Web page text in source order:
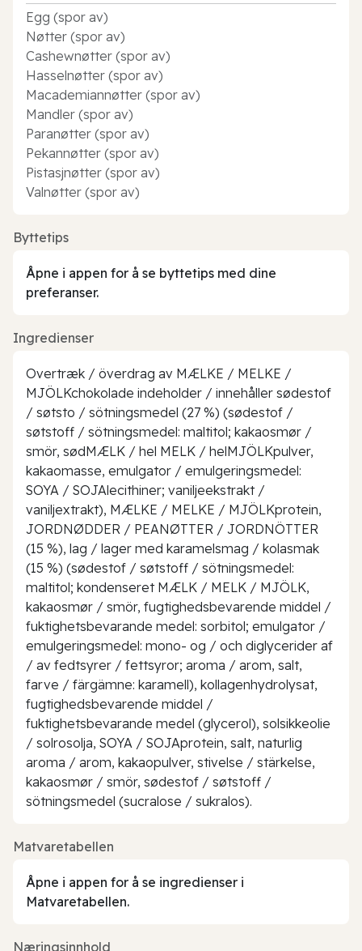
Egg (spor av)
Nøtter (spor av)
Cashewnøtter (spor av)
Hasselnøtter (spor av)
Macademiannøtter (spor av)
Mandler (spor av)
Paranøtter (spor av)
Pekannøtter (spor av)
Pistasjnøtter (spor av)
Valnøtter (spor av)
Byttetips
Åpne i appen for å se byttetips med dine
preferanser.
Ingredienser
Overtræk / överdrag av MÆLKE / MELKE /
MJÖLKchokolade indeholder / innehåller sødestof
/ søtsto / sötningsmedel (27 %) (sødestof /
søtstoff / sötningsmedel: maltitol; kakaosmør /
smör, sødMÆLK / hel MELK / helMJÖLKpulver,
kakaomasse, emulgator / emulgeringsmedel:
SOYA / SOJAlecithiner; vaniljeekstrakt /
vaniljextrakt), MÆLKE / MELKE / MJÖLKprotein,
JORDNØDDER / PEANØTTER / JORDNÖTTER
(15 %), lag / lager med karamelsmag / kolasmak
(15 %) (sødestof / søtstoff / sötningsmedel:
maltitol; kondenseret MÆLK / MELK / MJÖLK,
kakaosmør / smör, fugtighedsbevarende middel /
fuktighetsbevarande medel: sorbitol; emulgator /
emulgeringsmedel: mono- og / och diglycerider af
/ av fedtsyrer / fettsyror; aroma / arom, salt,
farve / färgämne: karamell), kollagenhydrolysat,
fugtighedsbevarende middel /
fuktighetsbevarande medel (glycerol), solsikkeolie
/ solrosolja, SOYA / SOJAprotein, salt, naturlig
aroma / arom, kakaopulver, stivelse / stärkelse,
kakaosmør / smör, sødestof / søtstoff /
sötningsmedel (sucralose / sukralos).
Matvaretabellen
Åpne i appen for å se ingredienser i
Matvaretabellen.
Næringsinnhold